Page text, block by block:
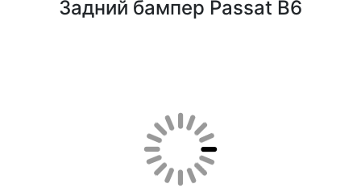
Задний бампер Passat B6